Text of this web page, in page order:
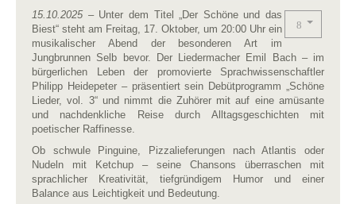
15.10.2025 – Unter dem Titel „Der Schöne und das
Biest“ steht am Freitag, 17. Oktober, um 20:00 Uhr ein
musikalischer Abend der besonderen Art im
Jungbrunnen Selb bevor. Der Liedermacher Emil Bach – im
bürgerlichen Leben der promovierte Sprachwissenschaftler
Philipp Heidepeter – präsentiert sein Debütprogramm „Schöne
Lieder, vol. 3“ und nimmt die Zuhörer mit auf eine amüsante
und nachdenkliche Reise durch Alltagsgeschichten mit
poetischer Raffinesse.
Ob schwule Pinguine, Pizzalieferungen nach Atlantis oder
Nudeln mit Ketchup – seine Chansons überraschen mit
sprachlicher Kreativität, tiefgründigem Humor und einer
Balance aus Leichtigkeit und Bedeutung.